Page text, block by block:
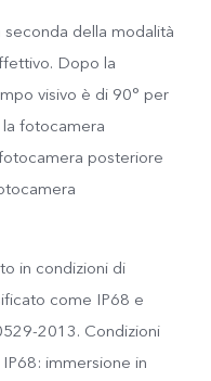
della modalità
Dopo la
visivo è di 90° per
fotocamera
posteriore
in condizioni di
come IP68 e
2013. Condizioni
immersione in